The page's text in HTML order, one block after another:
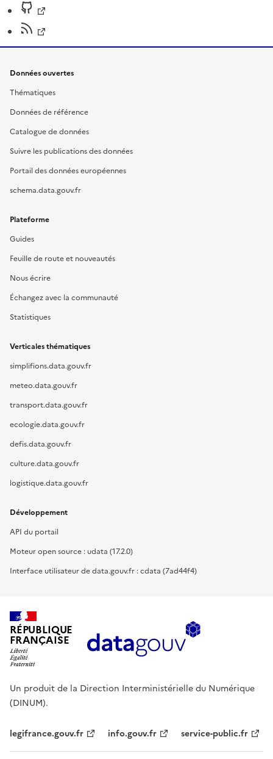
Données ouvertes
Thématiques
Données de référence
Catalogue de données
Suivre les publications des données
Portail des données européennes
schema.data.gouv.fr
Plateforme
Guides
Feuille de route et nouveautés
Nous écrire
Échangez avec la communauté
Statistiques
Verticales thématiques
simplifions.data.gouv.fr
meteo.data.gouv.fr
transport.data.gouv.fr
ecologie.data.gouv.fr
defis.data.gouv.fr
culture.data.gouv.fr
logistique.data.gouv.fr
Développement
API du portail
Moteur open source : udata (17.2.0)
Interface utilisateur de data.gouv.fr : cdata (7ad44f4)
RÉPUBLIQUE
FRANÇAISE
Un produit de la Direction Interministérielle du Numérique
(DINUM).
legifrance.gouv.fr info.gouv.fr service-public.fr